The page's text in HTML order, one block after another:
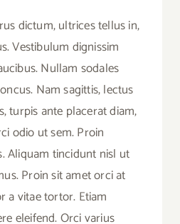
dictum, ultrices tellus in,
Vestibulum dignissim
Nullam sodales
Nam sagittis, lectus
turpis ante placerat diam,
odio ut sem. Proin
Aliquam tincidunt nisl ut
Proin sit amet orci at
a vitae tortor. Etiam
eleifend. Orci varius